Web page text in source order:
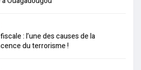
: l’une des causes de la
du terrorisme !